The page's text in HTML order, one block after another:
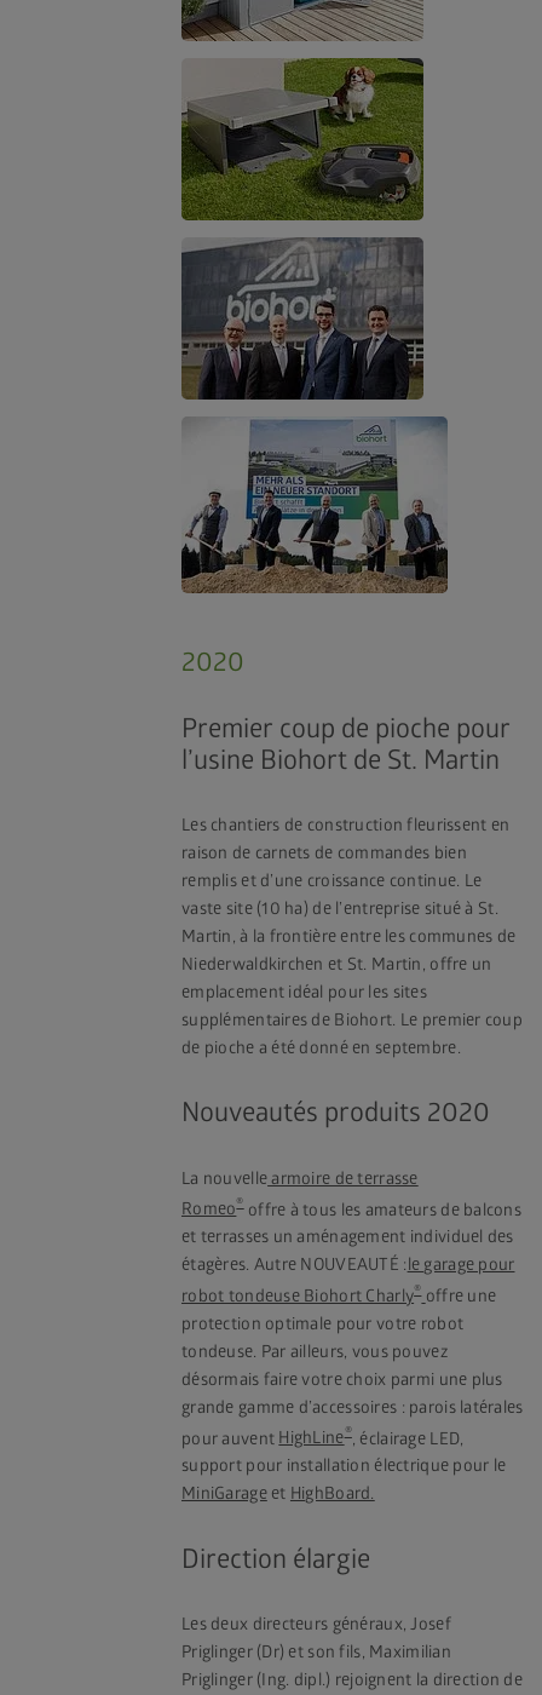
2020
Premier coup de pioche pour
l’usine Biohort de St. Martin
Les chantiers de construction fleurissent en
raison de carnets de commandes bien
remplis et d’une croissance continue. Le
vaste site (10 ha) de l’entreprise situé à St.
Martin, à la frontière entre les communes de
Niederwaldkirchen et St. Martin, offre un
emplacement idéal pour les sites
supplémentaires de Biohort. Le premier coup
de pioche a été donné en septembre.
Nouveautés produits 2020
La nouvellearmoire de terrasse
Romeo®offre à tous les amateurs de balcons
et terrasses un aménagement individuel des
étagères. Autre NOUVEAUTÉ :le garage pour
robot tondeuse Biohort Charly® offre une
protection optimale pour votre robot
tondeuse. Par ailleurs, vous pouvez
désormais faire votre choix parmi une plus
grande gamme d’accessoires : parois latérales
pour auvent HighLine®, éclairage LED,
support pour installation électrique pour le
MiniGarageet HighBoard.
Direction élargie
Les deux directeurs généraux, Josef
Priglinger (Dr) et son fils, Maximilian
Priglinger (Ing. dipl.) rejoignent la direction de